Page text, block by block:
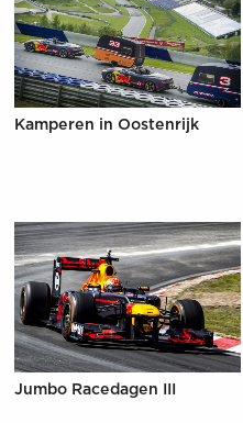
Kamperen in Oostenrijk
Jumbo Racedagen III